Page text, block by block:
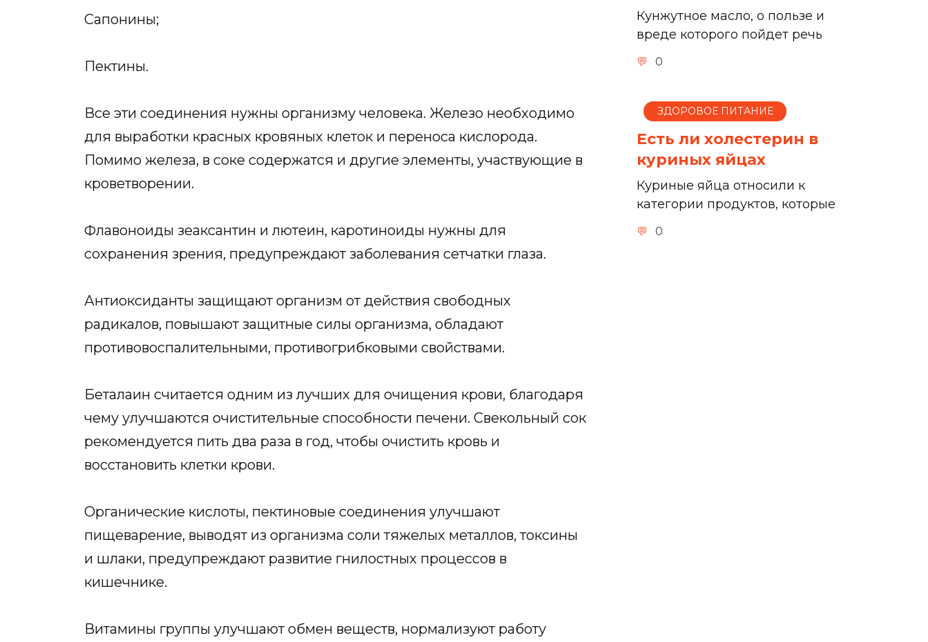
Сапонины;
Пектины.
Все эти соединения нужны организму человека. Железо необходимо
для выработки красных кровяных клеток и переноса кислорода.
Помимо железа, в соке содержатся и другие элементы, участвующие в
кроветворении.
Флавоноиды зеаксантин и лютеин, каротиноиды нужны для
сохранения зрения, предупреждают заболевания сетчатки глаза.
Антиоксиданты защищают организм от действия свободных
радикалов, повышают защитные силы организма, обладают
противовоспалительными, противогрибковыми свойствами.
Беталаин считается одним из лучших для очищения крови, благодаря
чему улучшаются очистительные способности печени. Свекольный сок
рекомендуется пить два раза в год, чтобы очистить кровь и
восстановить клетки крови.
Органические кислоты, пектиновые соединения улучшают
пищеварение, выводят из организма соли тяжелых металлов, токсины
и шлаки, предупреждают развитие гнилостных процессов в
кишечнике.
Витамины группы улучшают обмен веществ, нормализуют работу
Кунжутное масло, о пользе и
вреде которого пойдет речь
0
ЗДОРОВОЕ ПИТАНИЕ
Есть ли холестерин в
куриных яйцах
Куриные яйца относили к
категории продуктов, которые
0